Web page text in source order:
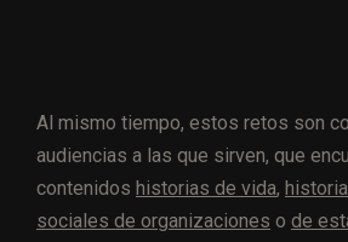
Al mismo tiempo, estos retos son
audiencias a las que sirven, que
contenidos historias de vida,
sociales de organizaciones o de